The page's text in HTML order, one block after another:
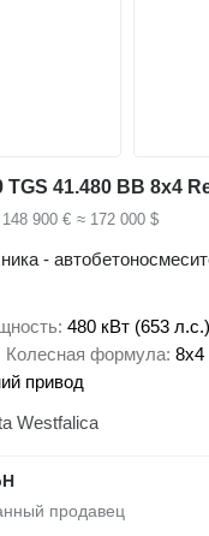
148 900 € ≈ 172 000 $
-
480 кВт (653 л.с.)
Колесная формула 8x4
привод
Westfalica